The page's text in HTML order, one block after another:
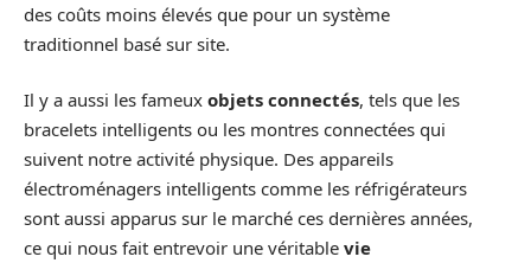
des coûts moins élevés que pour un système
traditionnel basé sur site.
Il y a aussi les fameux objets connectés, tels que les
bracelets intelligents ou les montres connectées qui
suivent notre activité physique. Des appareils
électroménagers intelligents comme les réfrigérateurs
sont aussi apparus sur le marché ces dernières années,
ce qui nous fait entrevoir une véritable vie